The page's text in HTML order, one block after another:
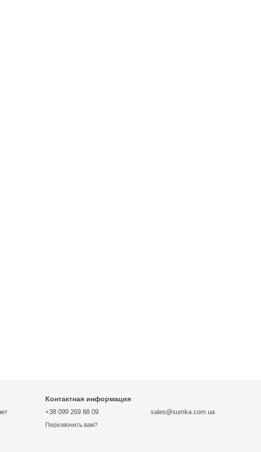
Контактная информация
+38 099 269 88 09
Перезвонить вам?
sales@sumka.com.ua